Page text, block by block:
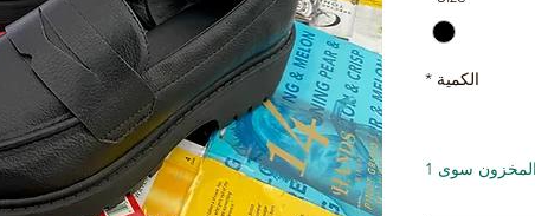
الكمية *
سوى 1